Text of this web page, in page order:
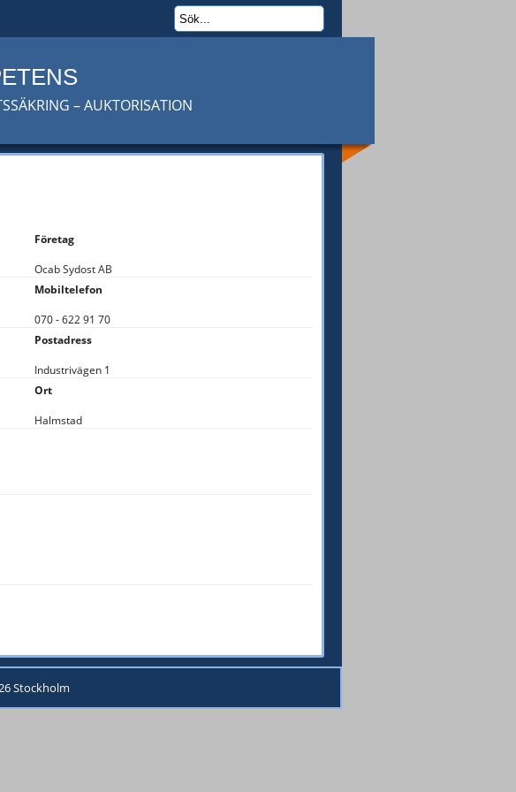
– AUKTORISATION
Företag
Ocab Sydost AB
Mobiltelefon
070 - 622 91 70
Postadress
Industrivägen 1
Ort
Halmstad
Stockholm